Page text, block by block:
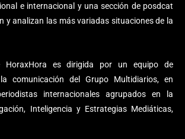
e internacional y una sección de posdcat
y analizan las más variadas situaciones de la
HoraxHora es dirigida por un equipo de
comunicación del Grupo Multidiarios, en
internacionales agrupados en la
Inteligencia y Estrategias Mediáticas,